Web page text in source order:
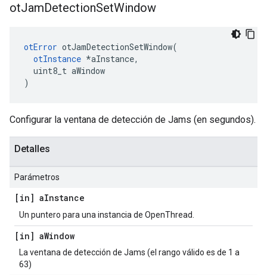
otJamDetectionSetWindow
otError otJamDetectionSetWindow(
otInstance *aInstance,
uint8_t aWindow
)
Configurar la ventana de detección de Jams (en segundos).
Detalles
Parámetros
[in] aInstance
Un puntero para una instancia de OpenThread.
[in] aWindow
La ventana de detección de Jams (el rango válido es de 1 a
63)